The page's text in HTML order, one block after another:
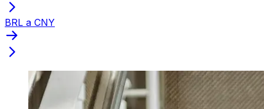
BRL a CNY